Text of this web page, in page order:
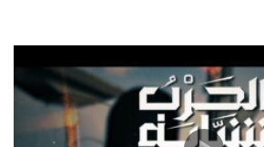
العسكرية البرية والبحري
والجوية بمناسبة العيد العاشر لثورة الـ 21
المجيدة